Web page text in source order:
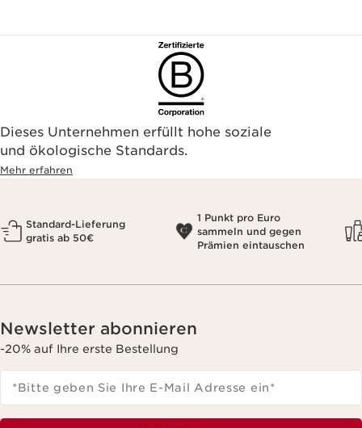
Dieses Unternehmen erfüllt hohe soziale
und ökologische Standards.
Mehr erfahren
Standard-Lieferung
gratis ab 50€
1 Punkt pro Euro
sammeln und gegen
Prämien eintauschen
Newsletter abonnieren
-20% auf Ihre erste Bestellung
*Bitte geben Sie Ihre E-Mail Adresse ein*